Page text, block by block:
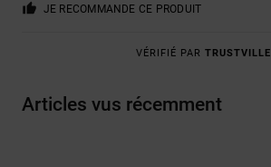
JE RECOMMANDE CE PRODUIT
VÉRIFIÉ PAR TRUSTVILLE
Articles vus récemment